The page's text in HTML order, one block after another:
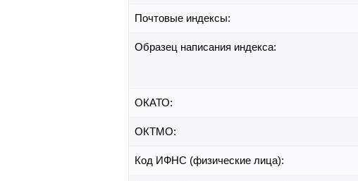
Почтовые индексы:
Образец написания индекса:
ОКАТО:
ОКТМО:
Код ИФНС (физические лица):